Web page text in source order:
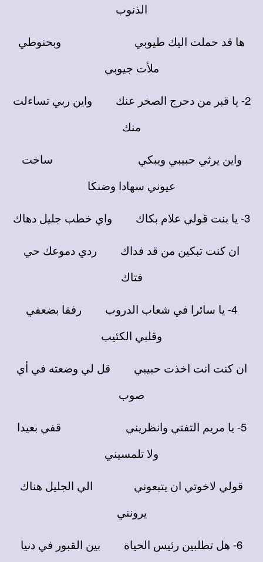
الذنوب
ها قد حملت اليك طيوبي وبحنوطي
ملأت جيوبي
2- يا قبر من دحرج الصخر عنك واين ربي تساءلت
منك
واين يرثي حبيبي ويبكي ساخت
عيوني سهادا وضنكا
3- يا بنت قولي علام بكاك واي خطب جليل دهاك
ان كنت تبكين من قد فداك ردي دموعك حي
فتاك
4- يا سائرا في شعاب الدروب رفقا بضعفي
وقلبي الكئيب
ان كنت انت اخذت حبيبي قل لي وضعته في أي
صوب
5- يا مريم التفتي وانظريني قفي بعيدا
ولا تلمسيني
قولي لاخوتي ان يتبعوني الي الجليل هناك
يرونني
6- هل تطلبين رئيس الحياة بين القبور في دنيا